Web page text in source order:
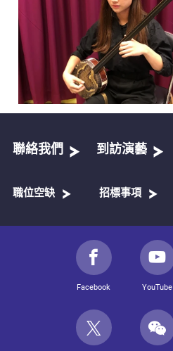
聯絡我們 到訪演藝
職位空缺 招標事項
Facebook YouTube